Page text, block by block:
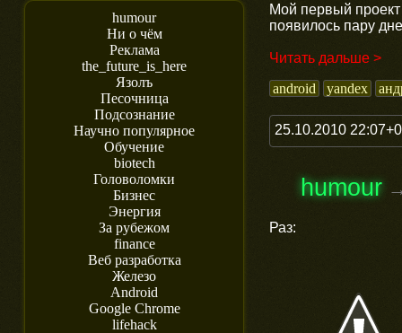
humour
Ни о чём
Реклама
the_future_is_here
Язолъ
Песочница
Подсознание
Научно популярное
Обучение
biotech
Головоломки
Бизнес
Энергия
За рубежом
finance
Веб разработка
Железо
Android
Google Chrome
lifehack
Мой первый
появилось пару
Читать дальше >
android
yandex
25.10.2010
humour
Раз: